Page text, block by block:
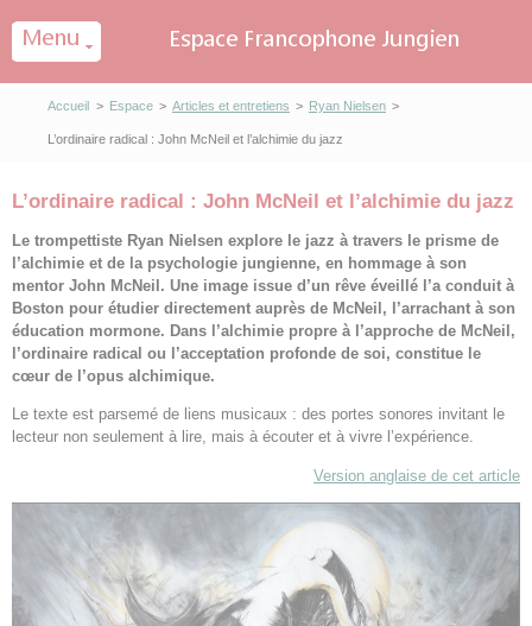
Accueil > Espace > Articles et entretiens > Ryan Nielsen >
L’ordinaire radical : John McNeil et l’alchimie du jazz
L’ordinaire radical : John McNeil et l’alchimie du jazz
Le trompettiste Ryan Nielsen explore le jazz à travers le prisme de
l’alchimie et de la psychologie jungienne, en hommage à son
mentor John McNeil. Une image issue d’un rêve éveillé l’a conduit à
Boston pour étudier directement auprès de McNeil, l’arrachant à son
éducation mormone. Dans l’alchimie propre à l’approche de McNeil,
l’ordinaire radical ou l’acceptation profonde de soi, constitue le
cœur de l’opus alchimique.
Le texte est parsemé de liens musicaux : des portes sonores invitant le
lecteur non seulement à lire, mais à écouter et à vivre l’expérience.
Version anglaise de cet article